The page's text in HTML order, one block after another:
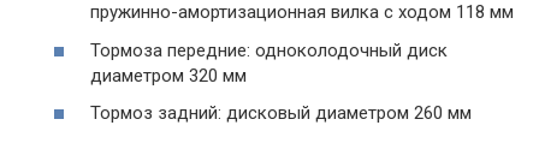
пружинно-амортизационная вилка с ходом 118 мм
Тормоза передние: одноколодочный диск
диаметром 320 мм
Тормоз задний: дисковый диаметром 260 мм